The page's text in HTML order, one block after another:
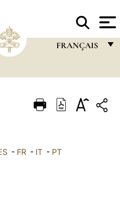
FRANÇAIS
ITALIANO
- FR - IT - PT